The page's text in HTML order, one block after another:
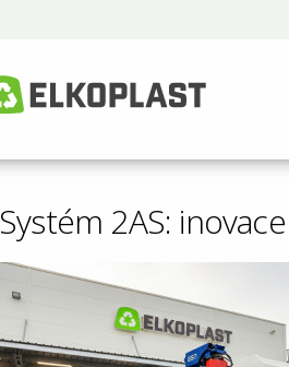
Systém 2AS: